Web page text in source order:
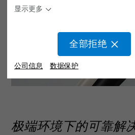
BizLink SeaLine® 控制线缆
BizLink SeaLine® 光缆
BizLink SeaLine® 高温线缆
极端环境下的可靠解
显示更多
全部拒绝
公司信息 数据保护